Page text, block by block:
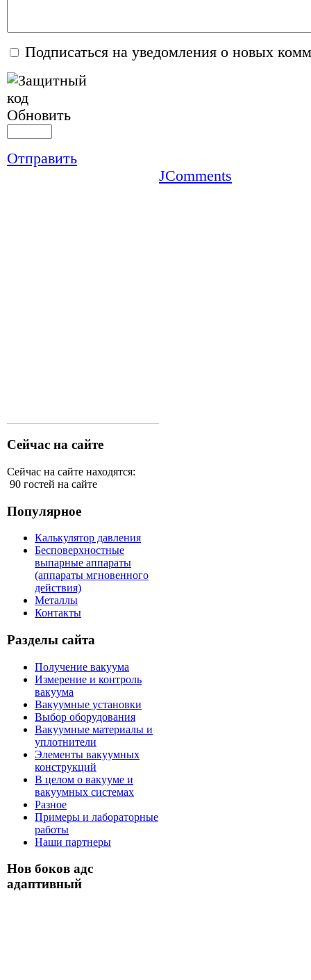
Подписаться на уведомления о новых
Обновить
Отправить
JComments
Сейчас на сайте
Сейчас на сайте находятся:
90 гостей на сайте
Популярное
Калькулятор давления
Бесповерхностные
выпарные аппараты
(аппараты мгновенного
действия)
Металлы
Контакты
Разделы сайта
Получение вакуума
Измерение и контроль
вакуума
Вакуумные установки
Выбор оборудования
Вакуумные материалы и
уплотнители
Элементы вакуумных
конструкций
В целом о вакууме и
вакуумных системах
Разное
Примеры и лабораторные
работы
Наши партнеры
Нов боков адс
адаптивный